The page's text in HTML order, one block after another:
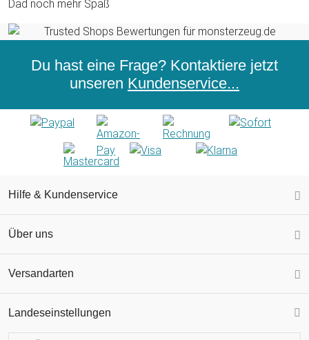
Dad noch mehr Spaß
Du hast eine Frage? Kontaktiere jetzt
unseren Kundenservice...
Hilfe & Kundenservice
Über uns
Versandarten
Landeseinstellungen